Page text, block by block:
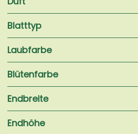
Blatttyp
Laubfarbe
Blütenfarbe
Endbreite
Endhöhe